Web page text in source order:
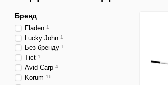
Бренд
Fladen 1
Lucky John 1
Без бренду 1
Tict 1
Avid Carp 4
Korum 16